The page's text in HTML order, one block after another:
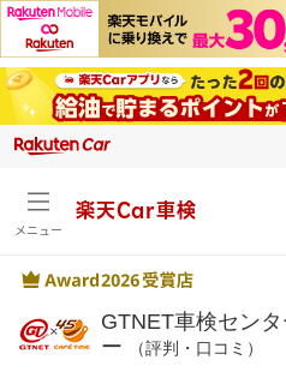
メニュー
楽天Car車検
GTNET車検セン
ー
（評判・口コミ）